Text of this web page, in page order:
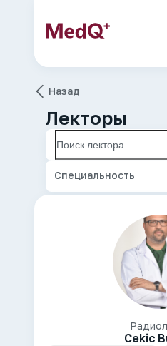
Назад
Лекторы
Специальность
Cekic